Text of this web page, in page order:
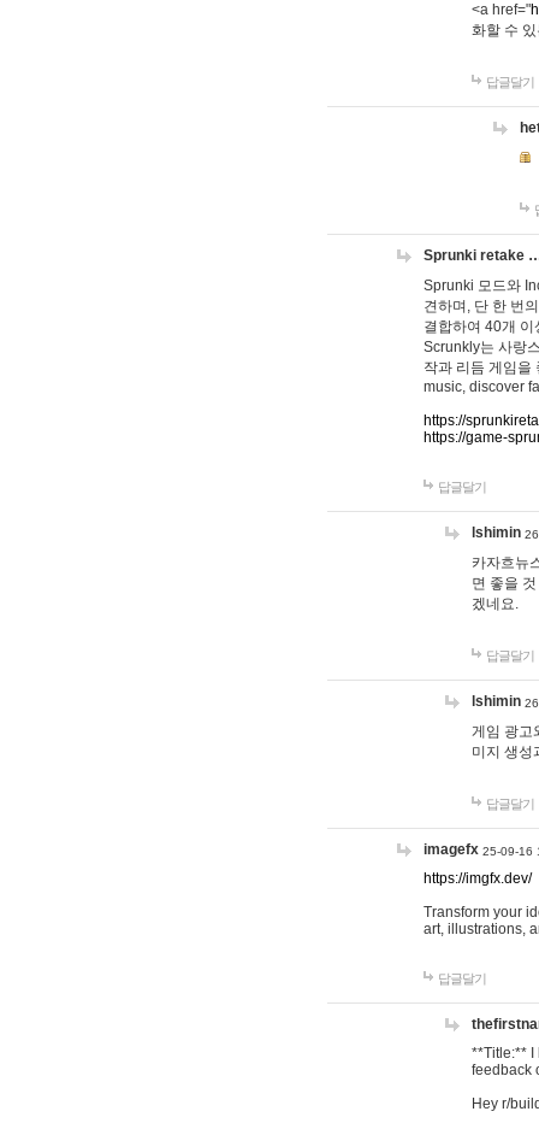
<a href="
화할 수
답글달기
Sprunki retake
Sprunki 모드와
견하며, 단 한 번
결합하여 40개
Scrunkly는 사랑
작과 리듬 게임을
music, discover
https://
https://game-
답글달기
lshimin
카자흐뉴
면 좋을
겠네요.
답글달기
lshimin
게임 광고
미지 생성
답글달기
imagefx 25-09-16
https://imgfx.dev/
Transform your
art, illustrations,
답글달기
**Title:** I
feedback
Hey r/